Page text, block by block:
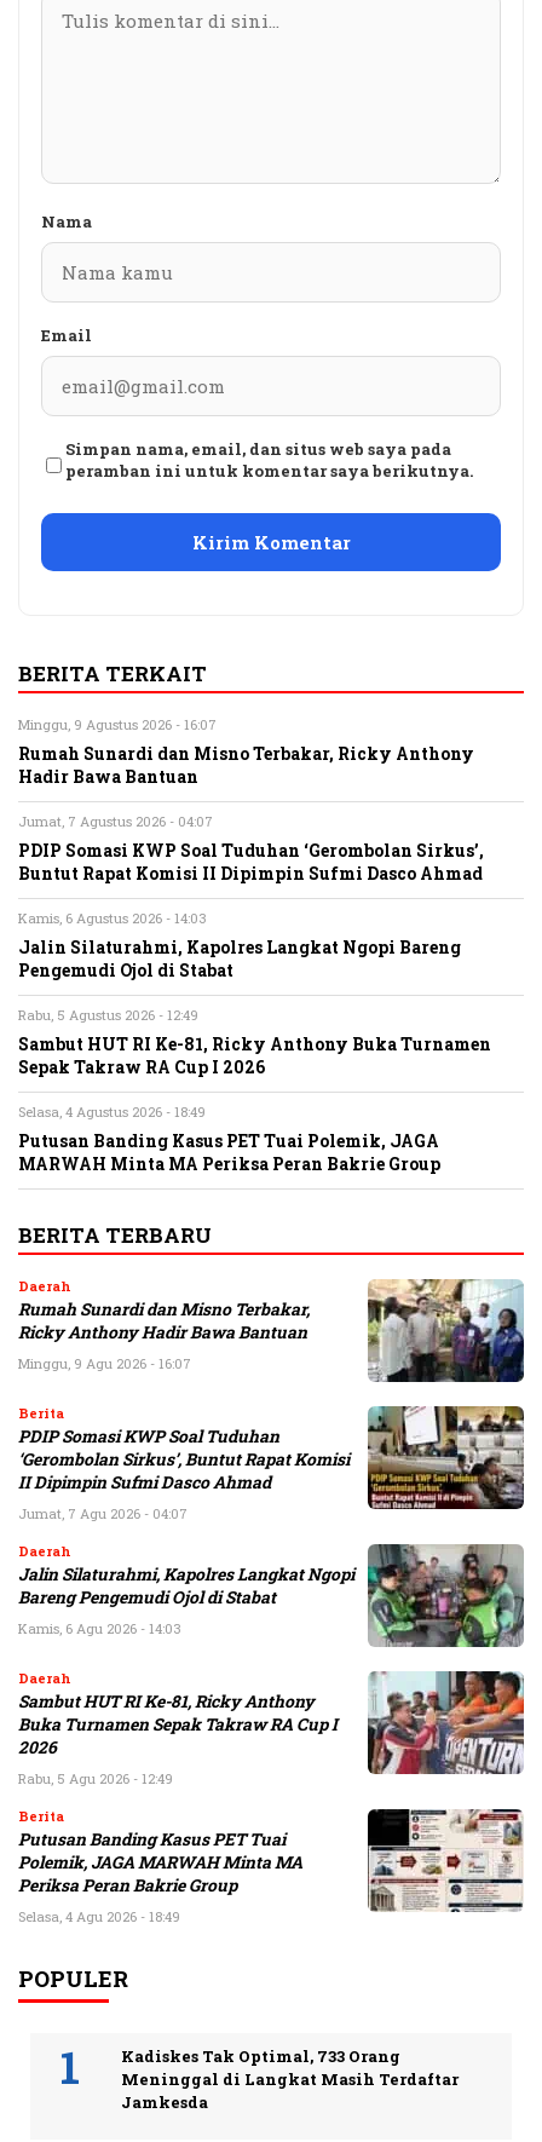
Nama
Email
Simpan nama, email, dan situs web saya pada
peramban ini untuk komentar saya berikutnya.
BERITA TERKAIT
Minggu, 9 Agustus 2026 - 16:07
Rumah Sunardi dan Misno Terbakar, Ricky Anthony
Hadir Bawa Bantuan
Jumat, 7 Agustus 2026 - 04:07
PDIP Somasi KWP Soal Tuduhan ‘Gerombolan Sirkus’,
Buntut Rapat Komisi II Dipimpin Sufmi Dasco Ahmad
Kamis, 6 Agustus 2026 - 14:03
Jalin Silaturahmi, Kapolres Langkat Ngopi Bareng
Pengemudi Ojol di Stabat
Rabu, 5 Agustus 2026 - 12:49
Sambut HUT RI Ke-81, Ricky Anthony Buka Turnamen
Sepak Takraw RA Cup I 2026
Selasa, 4 Agustus 2026 - 18:49
Putusan Banding Kasus PET Tuai Polemik, JAGA
MARWAH Minta MA Periksa Peran Bakrie Group
BERITA TERBARU
Daerah
Rumah Sunardi dan Misno Terbakar,
Ricky Anthony Hadir Bawa Bantuan
Minggu, 9 Agu 2026 - 16:07
Berita
PDIP Somasi KWP Soal Tuduhan
‘Gerombolan Sirkus’, Buntut Rapat Komisi
II Dipimpin Sufmi Dasco Ahmad
Jumat, 7 Agu 2026 - 04:07
Daerah
Jalin Silaturahmi, Kapolres Langkat Ngopi
Bareng Pengemudi Ojol di Stabat
Kamis, 6 Agu 2026 - 14:03
Daerah
Sambut HUT RI Ke-81, Ricky Anthony
Buka Turnamen Sepak Takraw RA Cup I
2026
Rabu, 5 Agu 2026 - 12:49
Berita
Putusan Banding Kasus PET Tuai
Polemik, JAGA MARWAH Minta MA
Periksa Peran Bakrie Group
Selasa, 4 Agu 2026 - 18:49
POPULER
Kadiskes Tak Optimal, 733 Orang
Meninggal di Langkat Masih Terdaftar
Jamkesda